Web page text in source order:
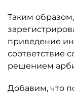
Таким
приведение
соответствие
решением
Добавим, что